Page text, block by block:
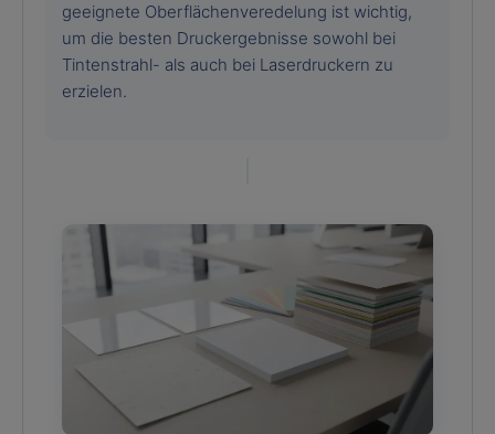
geeignete Oberflächenveredelung ist wichtig,
um die besten Druckergebnisse sowohl bei
Tintenstrahl- als auch bei Laserdruckern zu
erzielen.